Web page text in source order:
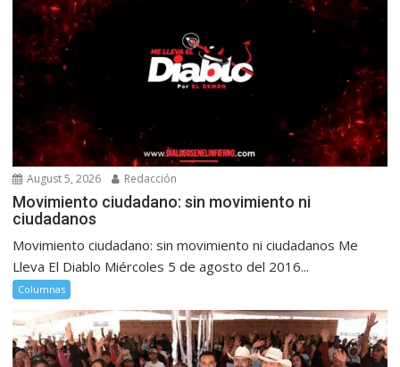
August 5, 2026 Redacción
Movimiento ciudadano: sin movimiento ni
ciudadanos
Movimiento ciudadano: sin movimiento ni ciudadanos Me
Lleva El Diablo Miércoles 5 de agosto del 2016...
Columnas